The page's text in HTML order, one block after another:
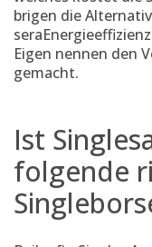
brigen die
Eigen nennen den
gemacht.
Ist
folgende